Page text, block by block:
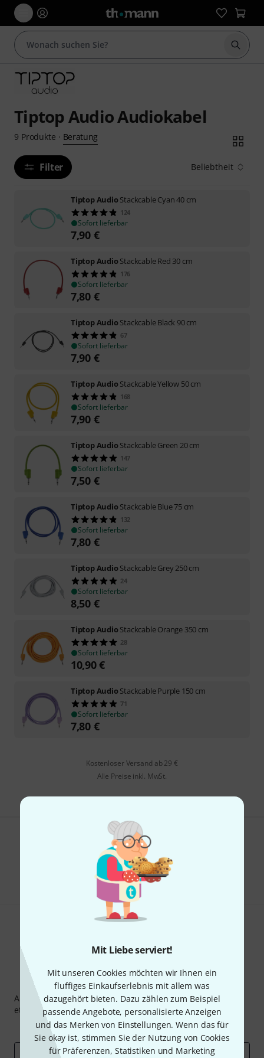
Mit Liebe serviert!
Mit unseren Cookies möchten wir Ihnen ein
fluffiges Einkaufserlebnis mit allem was
dazugehört bieten. Dazu zählen zum Beispiel
passende Angebote, personalisierte Anzeigen
und das Merken von Einstellungen. Wenn das für
Sie okay ist, stimmen Sie der Nutzung von Cookies
für Präferenzen, Statistiken und Marketing
Suche
Tiptop Audio Audiokabel
9 Produkte · Beratung
Filter Beliebtheit
Tiptop AudioStackcable Cyan 40 cm
124
Sofort lieferbar
7,90 €
Tiptop AudioStackcable Red 30 cm
176
Sofort lieferbar
7,80 €
Tiptop AudioStackcable Black 90 cm
67
Sofort lieferbar
7,90 €
Tiptop AudioStackcable Yellow 50 cm
168
Sofort lieferbar
7,90 €
Tiptop AudioStackcable Green 20 cm
147
Sofort lieferbar
7,50 €
Tiptop AudioStackcable Blue 75 cm
132
Sofort lieferbar
7,80 €
Tiptop AudioStackcable Grey 250 cm
24
Sofort lieferbar
8,50 €
Tiptop AudioStackcable Orange 350 cm
28
Sofort lieferbar
10,90€
Tiptop AudioStackcable Purple 150 cm
71
Sofort lieferbar
7,80 €
Kostenloser Versand ab 29 €
Alle Preise inkl. MwSt.
Gefällt Ihnen, was Sie sehen?
Teilen Hilfe & Feedback
Thomann Newsletter
Abonniere den Thomann Newsletter und gewinne mit
etwas Glück einen von50 Gutscheinenüber jeweils50€
Inspirierende Beiträge
Deals Thomann Insights